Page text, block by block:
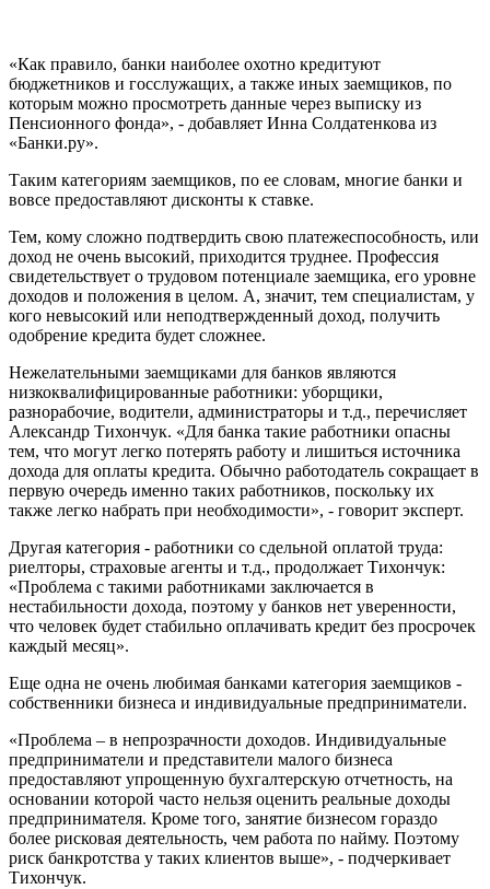
«Как правило, банки наиболее охотно кредитуют
бюджетников и госслужащих, а также иных заемщиков, по
которым можно просмотреть данные через выписку из
Пенсионного фонда», - добавляет Инна Солдатенкова из
«Банки.ру».
Таким категориям заемщиков, по ее словам, многие банки и
вовсе предоставляют дисконты к ставке.
Тем, кому сложно подтвердить свою платежеспособность, или
доход не очень высокий, приходится труднее. Профессия
свидетельствует о трудовом потенциале заемщика, его уровне
доходов и положения в целом. А, значит, тем специалистам, у
кого невысокий или неподтвержденный доход, получить
одобрение кредита будет сложнее.
Нежелательными заемщиками для банков являются
низкоквалифицированные работники: уборщики,
разнорабочие, водители, администраторы и т.д., перечисляет
Александр Тихончук. «Для банка такие работники опасны
тем, что могут легко потерять работу и лишиться источника
дохода для оплаты кредита. Обычно работодатель сокращает в
первую очередь именно таких работников, поскольку их
также легко набрать при необходимости», - говорит эксперт.
Другая категория - работники со сдельной оплатой труда:
риелторы, страховые агенты и т.д., продолжает Тихончук:
«Проблема с такими работниками заключается в
нестабильности дохода, поэтому у банков нет уверенности,
что человек будет стабильно оплачивать кредит без просрочек
каждый месяц».
Еще одна не очень любимая банками категория заемщиков -
собственники бизнеса и индивидуальные предприниматели.
«Проблема – в непрозрачности доходов. Индивидуальные
предприниматели и представители малого бизнеса
предоставляют упрощенную бухгалтерскую отчетность, на
основании которой часто нельзя оценить реальные доходы
предпринимателя. Кроме того, занятие бизнесом гораздо
более рисковая деятельность, чем работа по найму. Поэтому
риск банкротства у таких клиентов выше», - подчеркивает
Тихончук.